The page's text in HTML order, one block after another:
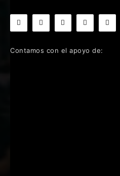
Contamos con el apoyo de: